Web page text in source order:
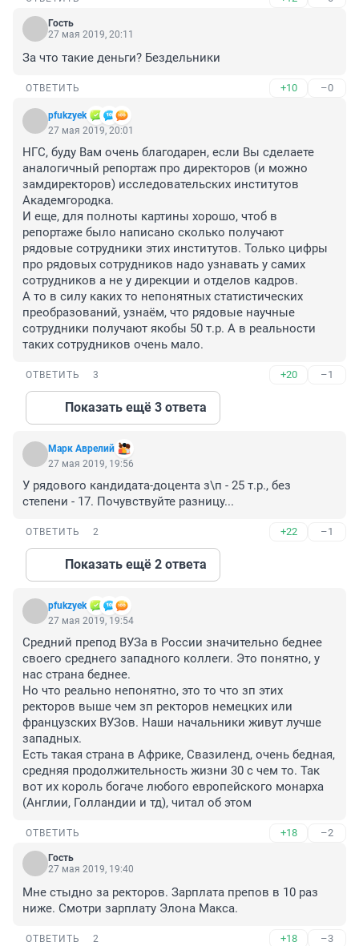
Гость
27 мая 2019, 20:11
За что такие деньги? Бездельники
ОТВЕТИТЬ +10 –0
pfukzyek
27 мая 2019, 20:01
НГС, буду Вам очень благодарен, если Вы сделаете
аналогичный репортаж про директоров (и можно
замдиректоров) исследовательских институтов
Академгородка.
И еще, для полноты картины хорошо, чтоб в
репортаже было написано сколько получают
рядовые сотрудники этих институтов. Только цифры
про рядовых сотрудников надо узнавать у самих
сотрудников а не у дирекции и отделов кадров.
А то в силу каких то непонятных статистических
преобразований, узнаём, что рядовые научные
сотрудники получают якобы 50 т.р. А в реальности
таких сотрудников очень мало.
ОТВЕТИТЬ 3 +20 –1
Показать ещё 3 ответа
Марк Аврелий
27 мая 2019, 19:56
У рядового кандидата-доцента з\п - 25 т.р., без
степени - 17. Почувствуйте разницу...
ОТВЕТИТЬ 2 +22 –1
Показать ещё 2 ответа
pfukzyek
27 мая 2019, 19:54
Средний препод ВУЗа в России значительно беднее
своего среднего западного коллеги. Это понятно, у
нас страна беднее.
Но что реально непонятно, это то что зп этих
ректоров выше чем зп ректоров немецких или
французских ВУЗов. Наши начальники живут лучше
западных.
Есть такая страна в Африке, Свазиленд, очень бедная,
средняя продолжительность жизни 30 с чем то. Так
вот их король богаче любого европейского монарха
(Англии, Голландии и тд), читал об этом
ОТВЕТИТЬ +18 –2
Гость
27 мая 2019, 19:40
Мне стыдно за ректоров. Зарплата препов в 10 раз
ниже. Смотри зарплату Элона Макса.
ОТВЕТИТЬ 2 +18 –3